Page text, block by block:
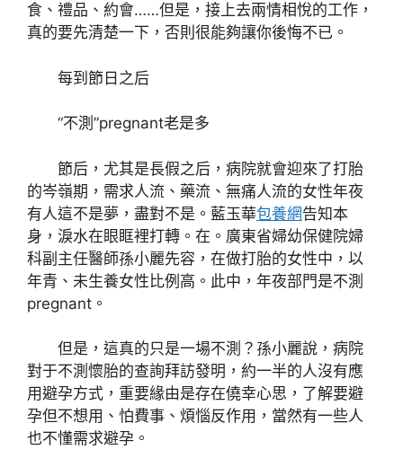
食、禮品、約會……但是，接上去兩情相悅的工作，
真的要先清楚一下，否則很能夠讓你後悔不已。
每到節日之后
“不測”pregnant老是多
節后，尤其是長假之后，病院就會迎來了打胎
的岑嶺期，需求人流、藥流、無痛人流的女性年夜
有人這不是夢，盡對不是。藍玉華包養網告知本
身，淚水在眼眶裡打轉。在。廣東省婦幼保健院婦
科副主任醫師孫小麗先容，在做打胎的女性中，以
年青、未生養女性比例高。此中，年夜部門是不測
pregnant。
但是，這真的只是一場不測？孫小麗說，病院
對于不測懷胎的查詢拜訪發明，約一半的人沒有應
用避孕方式，重要緣由是存在僥幸心思，了解要避
孕但不想用、怕費事、煩惱反作用，當然有一些人
也不懂需求避孕。